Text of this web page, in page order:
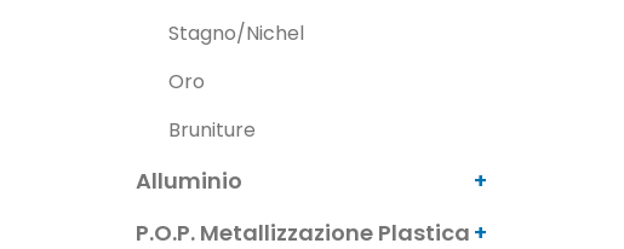
Stagno/Nichel
Oro
Bruniture
Alluminio
P.O.P. Metallizzazione Plastica